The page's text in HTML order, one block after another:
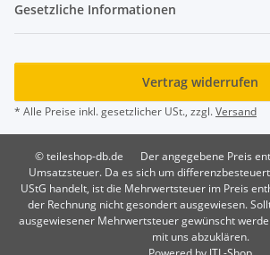
Gesetzliche Informationen
Vertrag widerrufen
* Alle Preise inkl. gesetzlicher USt., zzgl.Versand
© teileshop-db.de
Der angegebene Preis
Umsatzsteuer. Da es sich um
UStG handelt, ist die Mehrwertsteuer im Preis
der Rechnung nicht gesondert ausgewiesen.
ausgewiesener Mehrwertsteuer gewünscht
mit uns abzuklären.